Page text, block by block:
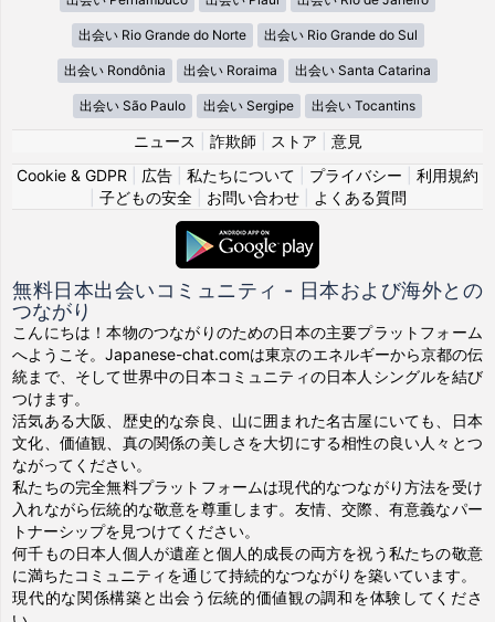
出会い Rio Grande do Norte 出会い Rio Grande do Sul
出会い Rondônia 出会い Roraima 出会い Santa Catarina
出会い São Paulo 出会い Sergipe 出会い Tocantins
ニュース 詐欺師 ストア
意見
Cookie & GDPR
広告 私たちについて プライバシー
利用規約
子どもの安全| お問い合わせ| よくある質問
無料日本出会いコミュニティ - 日本および海外との
つながり
こんにちは！本物のつながりのための日本の主要プラットフォーム
へようこそ。Japanese-chat.comは東京のエネルギーから京都の伝
統まで、そして世界中の日本コミュニティの日本人シングルを結び
つけます。
活気ある大阪、歴史的な奈良、山に囲まれた名古屋にいても、日本
文化、価値観、真の関係の美しさを大切にする相性の良い人々とつ
ながってください。
私たちの完全無料プラットフォームは現代的なつながり方法を受け
入れながら伝統的な敬意を尊重します。友情、交際、有意義なパー
トナーシップを見つけてください。
何千もの日本人個人が遺産と個人的成長の両方を祝う私たちの敬意
に満ちたコミュニティを通じて持続的なつながりを築いています。
現代的な関係構築と出会う伝統的価値観の調和を体験してくださ